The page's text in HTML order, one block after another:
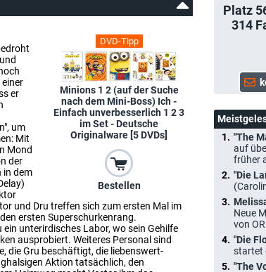
Platz
314
DVD-Tipp
Minions 1 2 (auf der Suche
nach dem Mini-Boss) Ich -
Einfach unverbesserlich 1 2 3
im Set - Deutsche
Originalware [5 DVDs]
Bestellen
er
um
Mit
Mond
der
in dem
und Dru treffen sich zum ersten Mal im
ersten Superschurkenrang.
unterirdisches Labor, wo sein Gehilfe
ausprobiert. Weiteres Personal sind
die Gru beschäftigt, die liebenswert-
Aktion tatsächlich, den
"The
auf
früher
"Die
Neue
von
"Die
startet
"The